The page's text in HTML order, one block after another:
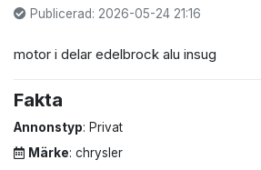
Publicerad: 2026-05-24 21:16
motor i delar edelbrock alu insug
Fakta
Annonstyp: Privat
Märke: chrysler